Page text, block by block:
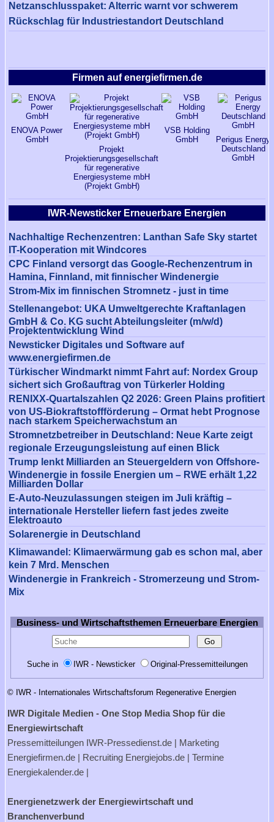
IWR-Newsticker Erneuerbare Energien
Nachhaltige Rechenzentren: Lanthan Safe Sky startet
IT-Kooperation mit Windcores
CPC Finland versorgt das Google-Rechenzentrum in
Hamina, Finnland, mit finnischer Windenergie
Strom-Mix im finnischen Stromnetz - just in time
Stellenangebot: UKA Umweltgerechte Kraftanlagen
GmbH & Co. KG sucht Abteilungsleiter (m/w/d)
Projektentwicklung Wind
Newsticker Digitales und Software auf
www.energiefirmen.de
Türkischer Windmarkt nimmt Fahrt auf: Nordex Group
sichert sich Großauftrag von Türkerler Holding
RENIXX-Quartalszahlen Q2 2026: Green Plains profitiert
von US-Biokraftstoffförderung – Ormat hebt Prognose
nach starkem Speicherwachstum an
Stromnetzbetreiber in Deutschland: Neue Karte zeigt
regionale Erzeugungsleistung auf einen Blick
Trump lenkt Milliarden an Steuergeldern von Offshore-
Windenergie in fossile Energien um – RWE erhält 1,22
Milliarden Dollar
E-Auto-Neuzulassungen steigen im Juli kräftig –
internationale Hersteller liefern fast jedes zweite
Elektroauto
Solarenergie in Deutschland
Klimawandel: Klimaerwärmung gab es schon mal, aber
kein 7 Mrd. Menschen
Windenergie in Frankreich - Stromerzeung und Strom-
Mix
Netzanschlusspaket: Alterric warnt vor schwerem
Rückschlag für Industriestandort Deutschland
Firmen auf energiefirmen.de
ENOVA Power
GmbH
Projekt
Projektierungsgesellschaft
für regenerative
Energiesysteme mbH
(Projekt GmbH)
VSB Holding
GmbH
Perigus Energy
Deutschland
GmbH
Business- und Wirtschaftsthemen Erneuerbare Energien
Suche in IWR - Newsticker Original-Pressemitteilungen
© IWR - Internationales Wirtschaftsforum Regenerative Energien
IWR Digitale Medien - One Stop Media Shop für die
Energiewirtschaft
Pressemitteilungen IWR-Pressedienst.de | Marketing
Energiefirmen.de | Recruiting Energiejobs.de | Termine
Energiekalender.de |
Energienetzwerk der Energiewirtschaft und
Branchenverbund